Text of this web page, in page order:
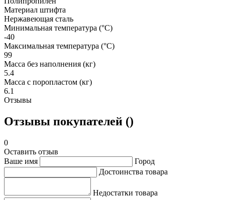
Материал штифта
Нержавеющая сталь
Минимальная температура (°C)
-40
Максимальная температура (°C)
99
Масса без наполнения (кг)
5.4
Масса с поропластом (кг)
6.1
Отзывы
Отзывы покупателей ()
0
Оставить отзыв
Ваше имя
Город
Достоинства товара
Недостатки товара